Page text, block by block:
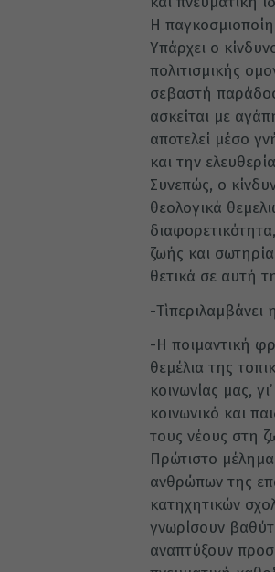
Η
Υπάρχει ο
πολιτισμικής
σεβαστή
ασκείται με
αποτελεί μέσο
και την
Συνεπώς, ο
θεολογικά
ζωής και
θετικά σε αυτή
-Τὶ
-Η ποιμαντική
θεμέλια της
κοινωνίας μας,
κοινωνικό και
τους νέους στη
Πρώτιστο
ανθρώπων της
κατηχητικών
γνωρίσουν
αναπτύξουν